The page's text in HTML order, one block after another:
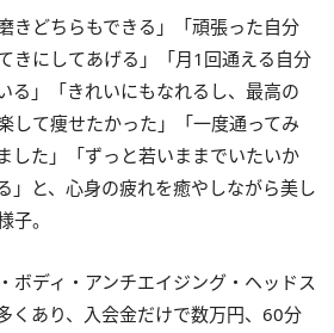
きどちらもできる」「頑張った自分
きにしてあげる」「月1回通える自分
る」「きれいにもなれるし、最高の
して痩せたかった」「一度通ってみ
した」「ずっと若いままでいたいか
」と、心身の疲れを癒やしながら美し
子。
ボディ・アンチエイジング・ヘッドス
くあり、入会金だけで数万円、60分